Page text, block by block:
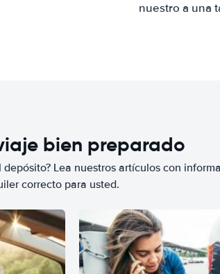
nuestro a una
bien preparado
Lea nuestros artículos con
correcto para usted.